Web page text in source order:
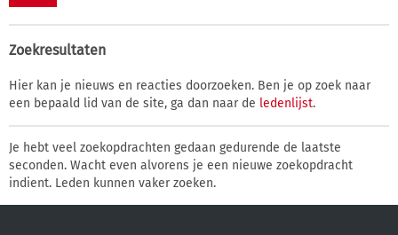
Zoekresultaten
Hier kan je nieuws en reacties doorzoeken. Ben je op zoek naar
een bepaald lid van de site, ga dan naar de ledenlijst.
Je hebt veel zoekopdrachten gedaan gedurende de laatste
seconden. Wacht even alvorens je een nieuwe zoekopdracht
indient. Leden kunnen vaker zoeken.